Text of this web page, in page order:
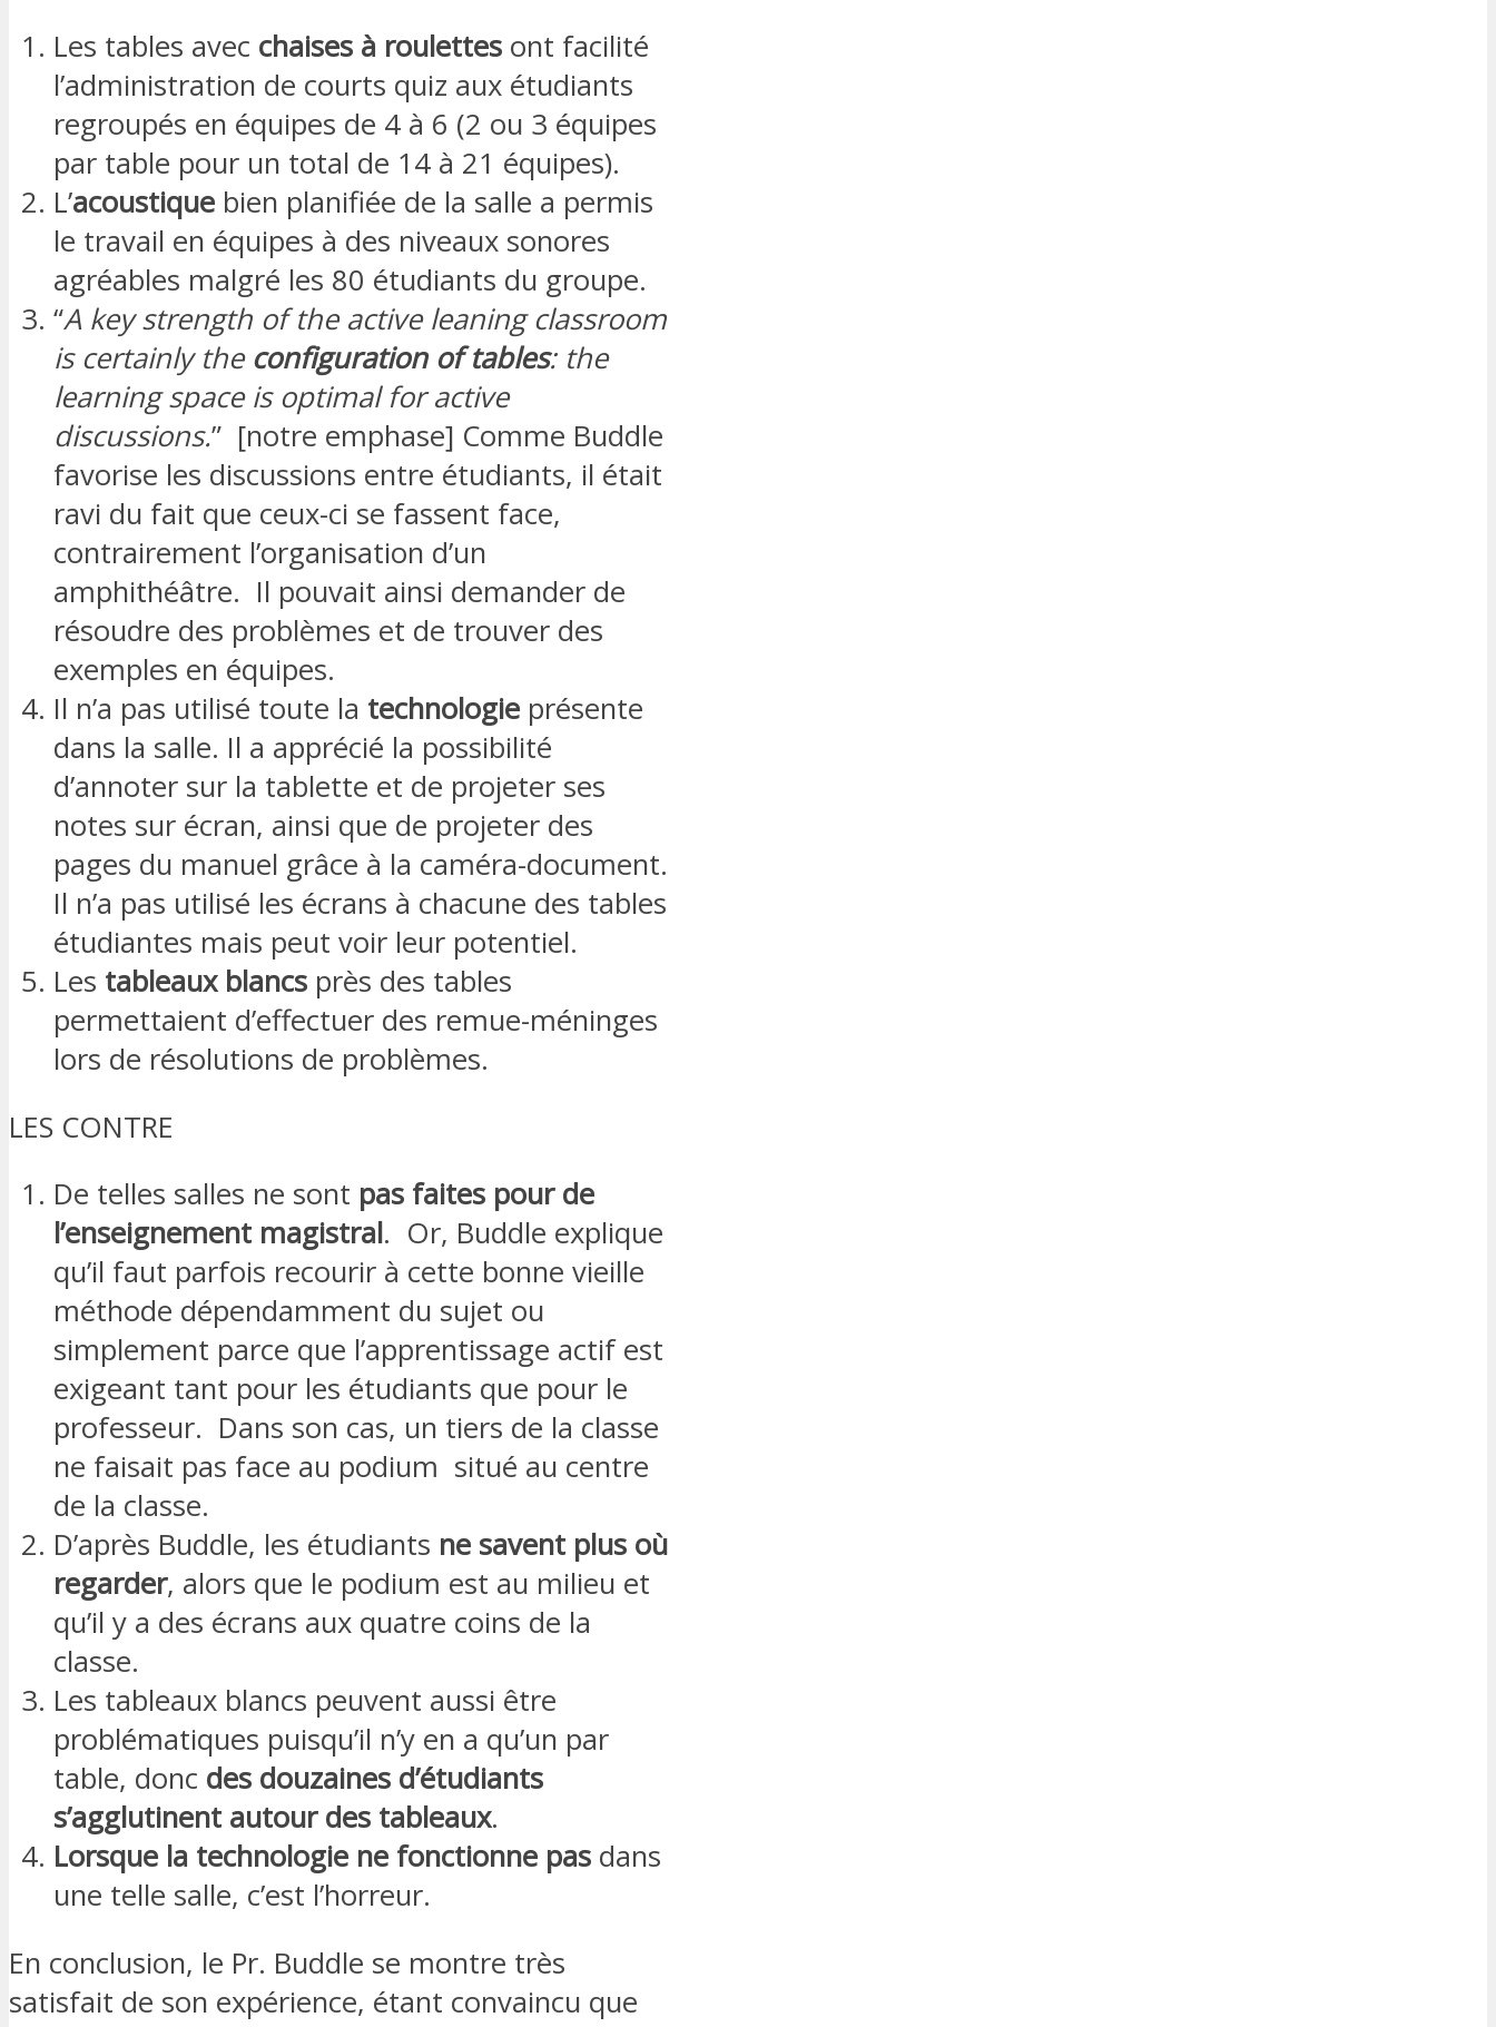
Les tables avec chaises à roulettes ont facilité
l’administration de courts quiz aux étudiants
regroupés en équipes de 4 à 6 (2 ou 3 équipes
par table pour un total de 14 à 21 équipes).
L’acoustique bien planifiée de la salle a permis
le travail en équipes à des niveaux sonores
agréables malgré les 80 étudiants du groupe.
“A key strength of the active leaning classroom
is certainly the configuration of tables: the
learning space is optimal for active
discussions.” [notre emphase] Comme Buddle
favorise les discussions entre étudiants, il était
ravi du fait que ceux-ci se fassent face,
contrairement l’organisation d’un
amphithéâtre. Il pouvait ainsi demander de
résoudre des problèmes et de trouver des
exemples en équipes.
Il n’a pas utilisé toute la technologie présente
dans la salle. Il a apprécié la possibilité
d’annoter sur la tablette et de projeter ses
notes sur écran, ainsi que de projeter des
pages du manuel grâce à la caméra-document.
Il n’a pas utilisé les écrans à chacune des tables
étudiantes mais peut voir leur potentiel.
Les tableaux blancs près des tables
permettaient d’effectuer des remue-méninges
lors de résolutions de problèmes.
LES CONTRE
De telles salles ne sont pas faites pour de
l’enseignement magistral. Or, Buddle explique
qu’il faut parfois recourir à cette bonne vieille
méthode dépendamment du sujet ou
simplement parce que l’apprentissage actif est
exigeant tant pour les étudiants que pour le
professeur. Dans son cas, un tiers de la classe
ne faisait pas face au podium situé au centre
de la classe.
D’après Buddle, les étudiants ne savent plus où
regarder, alors que le podium est au milieu et
qu’il y a des écrans aux quatre coins de la
classe.
Les tableaux blancs peuvent aussi être
problématiques puisqu’il n’y en a qu’un par
table, donc des douzaines d’étudiants
s’agglutinent autour des tableaux.
Lorsque la technologie ne fonctionne pas dans
une telle salle, c’est l’horreur.
En conclusion, le Pr. Buddle se montre très
satisfait de son expérience, étant convaincu que